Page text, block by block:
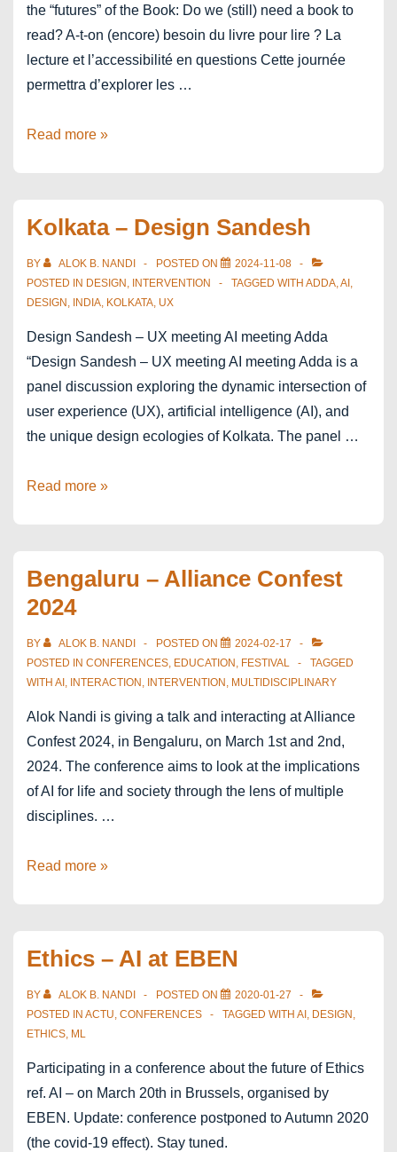
en
Europe
?
the “futures” of the Book: Do we (still) need a book to
read? A-t-on (encore) besoin du livre pour lire ? La
lecture et l’accessibilité en questions Cette journée
permettra d’explorer les …
PILEn
Read more »
Kolkata – Design Sandesh
BY ALOK B. NANDI POSTED ON
2024-11-08
POSTED IN DESIGN , INTERVENTION TAGGED WITH ADDA,AI ,
DESIGN , INDIA, KOLKATA, UX
Design Sandesh – UX meeting AI meeting Adda
“Design Sandesh – UX meeting AI meeting Adda is a
panel discussion exploring the dynamic intersection of
user experience (UX), artificial intelligence (AI), and
the unique design ecologies of Kolkata. The panel …
Kolkata
Read more »
Bengaluru – Alliance Confest
2024
BY ALOK B. NANDI POSTED ON
2024-02-17
POSTED IN CONFERENCES, EDUCATION , FESTIVAL
TAGGED
WITH AI , INTERACTION , INTERVENTION , MULTIDISCIPLINARY
Alok Nandi is giving a talk and interacting at Alliance
Confest 2024, in Bengaluru, on March 1st and 2nd,
2024. The conference aims to look at the implications
of AI for life and society through the lens of multiple
disciplines. …
Bengaluru
2024
Read more »
Ethics – AI at EBEN
BY ALOK B. NANDI POSTED ON
2020-01-27
POSTED IN ACTU, CONFERENCES TAGGED WITH AI , DESIGN ,
ETHICS, ML
Participating in a conference about the future of Ethics
ref. AI – on March 20th in Brussels, organised by
EBEN. Update: conference postponed to Autumn 2020
(the covid-19 effect). Stay tuned.